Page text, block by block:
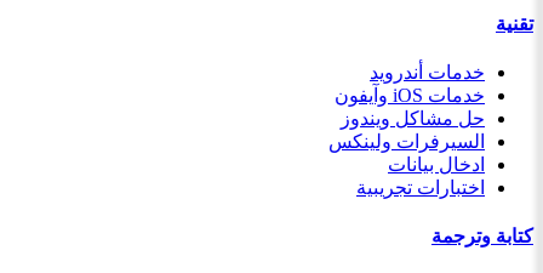
تقنية
خدمات أندرويد
خدمات iOS وآيفون
حل مشاكل ويندوز
السيرفرات ولينكس
ادخال بيانات
اختبارات تجريبية
كتابة وترجمة